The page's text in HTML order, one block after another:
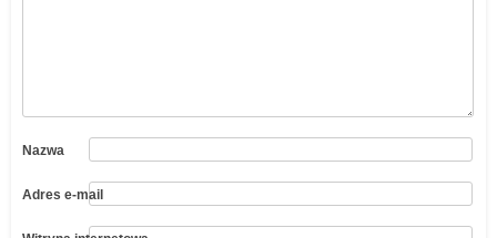
Nazwa
Adres e-mail